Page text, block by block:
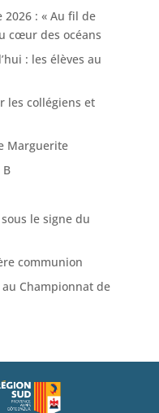
: « Au fil de
cœur des océans
: les élèves au
les collégiens et
Marguerite
le signe du
communion
Championnat de